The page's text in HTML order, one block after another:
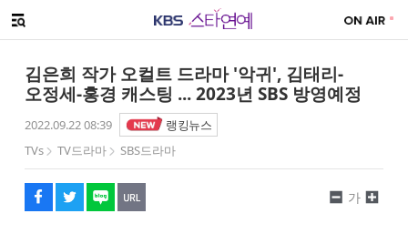
메뉴 열기
김은희 작가 오컬트 드라마 '악귀', 김태리-
오정세-홍경 캐스팅 ... 2023년 SBS 방영예정
2022.09.22 08:39
랭킹뉴스
TVs
TV드라마 SBS드라마
페이스북
트위터
네이버
URL복사
글씨 작게보기
가
글씨 크게보기